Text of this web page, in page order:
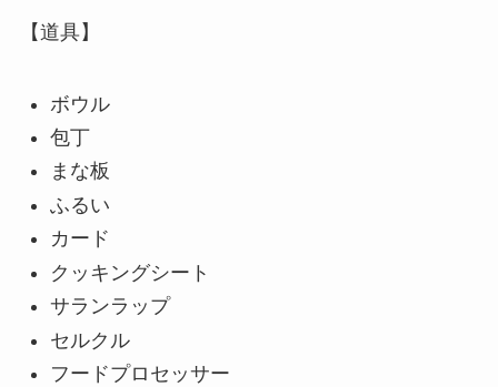
【道具】
ボウル
包丁
まな板
ふるい
カード
クッキングシート
サランラップ
セルクル
フードプロセッサー